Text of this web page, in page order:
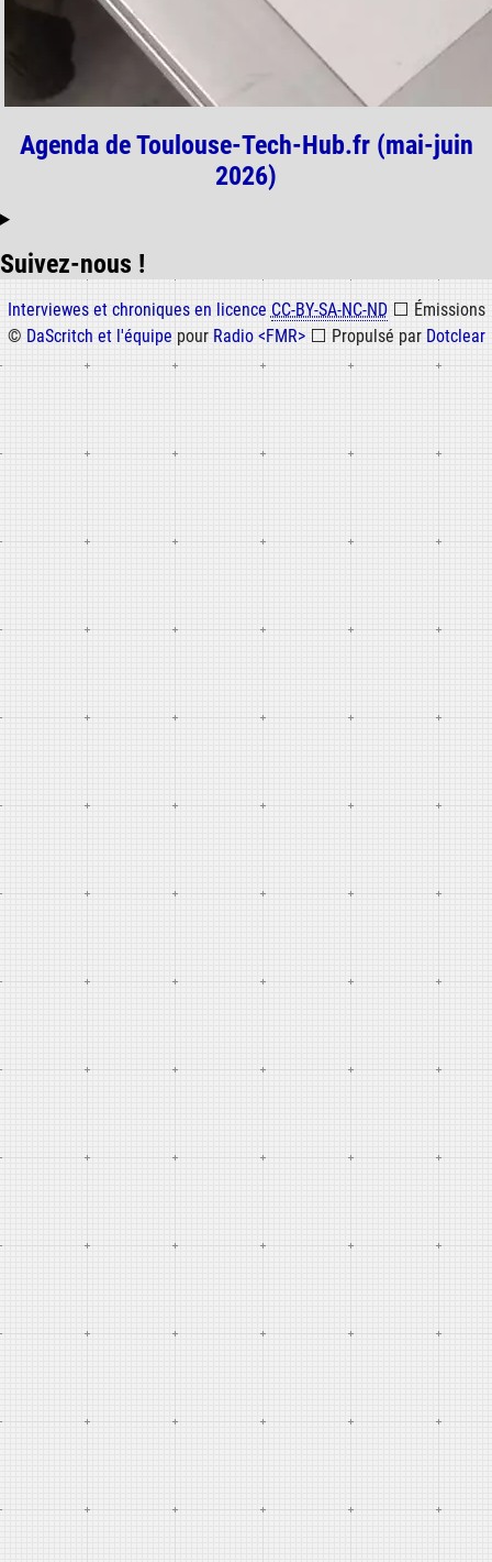
Agenda de Toulouse-Tech-Hub.fr (mai-juin
2026)
Suivez-nous !
Informations
Interviewes et chroniques en licence CC-BY-SA-NC-ND ⬜ Émissions
© DaScritch et l'équipe pour Radio <FMR> ⬜ Propulsé par Dotclear